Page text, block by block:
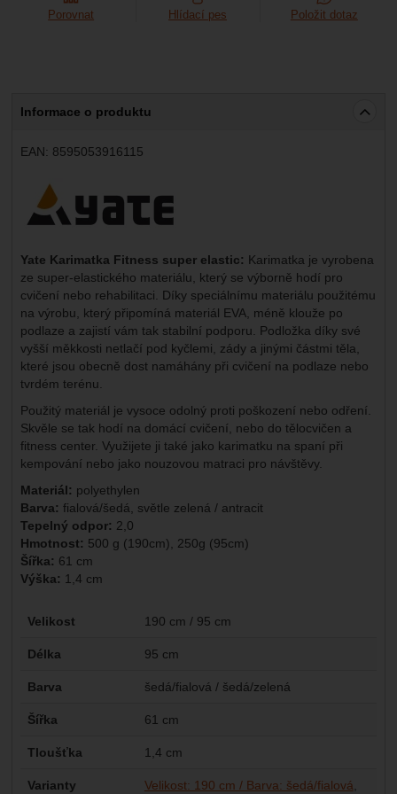
Porovnat Hlídací pes Položit dotaz
Informace o produktu
EAN: 8595053916115
Výrobce:
Yate Karimatka Fitness super elastic: Karimatka je vyrobena
ze super-elastického materiálu, který se výborně hodí pro
cvičení nebo rehabilitaci. Díky speciálnímu materiálu použitému
na výrobu, který připomíná materiál EVA, méně klouže po
podlaze a zajistí vám tak stabilní podporu. Podložka díky své
vyšší měkkosti netlačí pod kyčlemi, zády a jinými částmi těla,
které jsou obecně dost namáhány při cvičení na podlaze nebo
tvrdém terénu.
Použitý materiál je vysoce odolný proti poškození nebo odření.
Skvěle se tak hodí na domácí cvičení, nebo do tělocvičen a
fitness center. Využijete ji také jako karimatku na spaní při
kempování nebo jako nouzovou matraci pro návštěvy.
Materiál: polyethylen
Barva: fialová/šedá, světle zelená / antracit
Tepelný odpor: 2,0
Hmotnost: 500 g (190cm), 250g (95cm)
Šířka: 61 cm
Výška: 1,4 cm
Parametry
Velikost 190 cm / 95 cm
Délka 95 cm
Barva šedá/fialová / šedá/zelená
Šířka 61 cm
Tloušťka 1,4 cm
Varianty Velikost: 190 cm / Barva: šedá/fialová